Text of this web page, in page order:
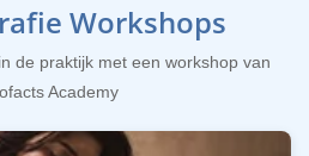
Workshops
de praktijk met een workshop van
Academy